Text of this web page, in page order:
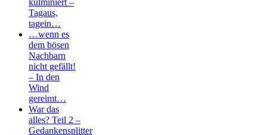
kulminiert –
Tagaus,
tagein…
…wenn es
dem bösen
Nachbarn
nicht gefällt!
– In den
Wind
gereimt…
War das
alles? Teil 2 –
Gedankensplitter